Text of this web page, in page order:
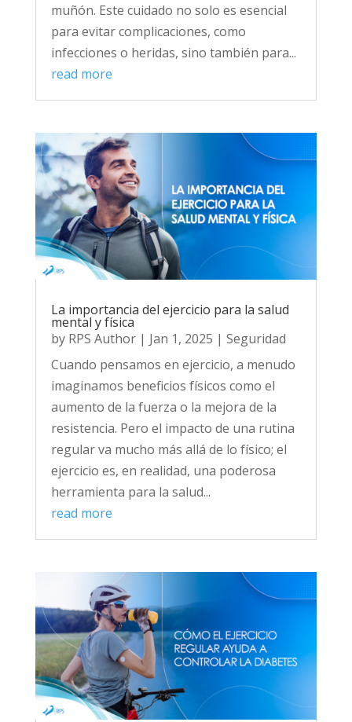
muñón. Este cuidado no solo es esencial
para evitar complicaciones, como
infecciones o heridas, sino también para...
read more
La importancia del ejercicio para la salud
mental y física
by RPS Author| Jan 1, 2025 | Seguridad
Cuando pensamos en ejercicio, a menudo
imaginamos beneficios físicos como el
aumento de la fuerza o la mejora de la
resistencia. Pero el impacto de una rutina
regular va mucho más allá de lo físico; el
ejercicio es, en realidad, una poderosa
herramienta para la salud...
read more